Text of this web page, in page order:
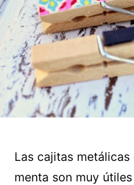
Las cajitas
menta son muy